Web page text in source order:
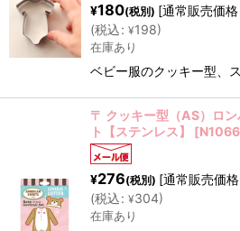
¥180(税別) [通常販売価格
(税込: ¥198)
在庫あり
ベビー服のクッキー型、
〒 クッキー型（AS）ロ
ト【ステンレス】
[
¥276(税別) [通常販売価格
(税込: ¥304)
在庫あり